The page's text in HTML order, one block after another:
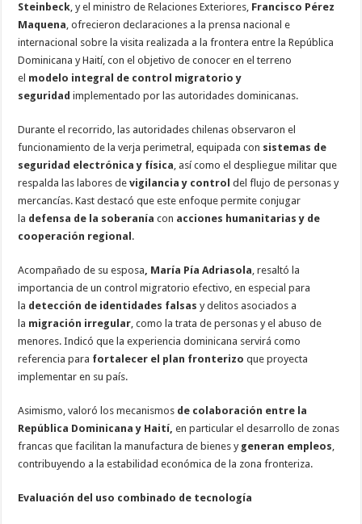
Steinbeck, y el ministro de Relaciones Exteriores, Francisco Pérez
Maquena, ofrecieron declaraciones a la prensa nacional e
internacional sobre la visita realizada a la frontera entre la República
Dominicana y Haití, con el objetivo de conocer en el terreno
el modelo integral de control migratorio y
seguridad implementado por las autoridades dominicanas.
Durante el recorrido, las autoridades chilenas observaron el
funcionamiento de la verja perimetral, equipada con sistemas de
seguridad electrónica y física, así como el despliegue militar que
respalda las labores devigilancia y control del flujo de personas y
mercancías. Kast destacó que este enfoque permite conjugar
la defensa de la soberanía con acciones humanitarias y de
cooperación regional .
Acompañado de su esposa, María Pía Adriasola, resaltó la
importancia de un control migratorio efectivo, en especial para
la detección de identidades falsas y delitos asociados a
la migración irregular, como la trata de personas y el abuso de
menores. Indicó que la experiencia dominicana servirá como
referencia para fortalecer el plan fronterizo que proyecta
implementar en su país.
Asimismo, valoró los mecanismos de colaboración entre la
República Dominicana y Haití, en particular el desarrollo de zonas
francas que facilitan la manufactura de bienes y generan empleos,
contribuyendo a la estabilidad económica de la zona fronteriza.
Evaluación del uso combinado de tecnología